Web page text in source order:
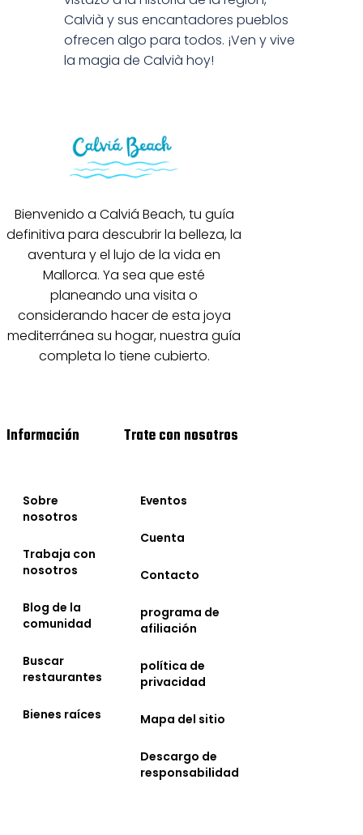
Calvià y sus encantadores pueblos
ofrecen algo para todos. ¡Ven y vive
la magia de Calvià hoy!
Bienvenido a Calviá Beach, tu guía
definitiva para descubrir la belleza, la
aventura y el lujo de la vida en
Mallorca. Ya sea que esté
planeando una visita o
considerando hacer de esta joya
mediterránea su hogar, nuestra guía
completa lo tiene cubierto.
Información
Sobre
nosotros
Trabaja con
nosotros
Blog de la
comunidad
Buscar
restaurantes
Bienes raíces
Trate con nosotros
Eventos
Cuenta
Contacto
programa de
afiliación
política de
privacidad
Mapa del sitio
Descargo de
responsabilidad